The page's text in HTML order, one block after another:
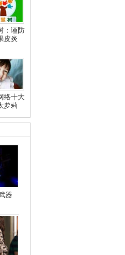
：谨防
皮炎
络十大
萝莉
器